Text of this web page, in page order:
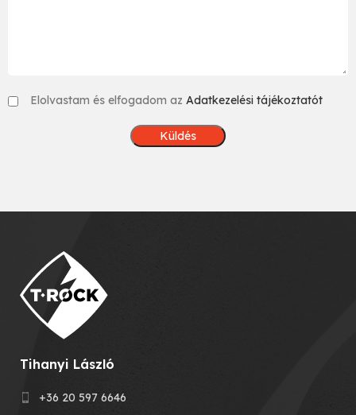
Elolvastam és elfogadom azAdatkezelési tájékoztatót
Tihanyi László
+36 20 597 6646